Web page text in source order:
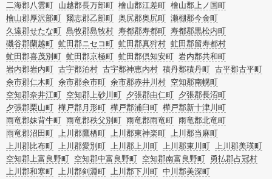
二海郡八雲町 山越郡長万部町 檜山郡江差町 檜山郡上ノ国町
檜山郡厚沢部町 爾志郡乙部町 奥尻郡奥尻町 瀬棚郡今金町
久遠郡せたな町 島牧郡島牧村 寿都郡寿都町 寿都郡黒松内町
磯谷郡蘭越町 虻田郡ニセコ町 虻田郡真狩村 虻田郡留寿都村
虻田郡喜茂別町 虻田郡京極町 虻田郡倶知安町 岩内郡共和町
岩内郡岩内町 古宇郡泊村 古宇郡神恵内村 積丹郡積丹町 古平郡古平町
余市郡仁木町 余市郡余市町 余市郡赤井川村 空知郡南幌町
空知郡奈井江町 空知郡上砂川町 夕張郡由仁町 夕張郡長沼町
夕張郡栗山町 樺戸郡月形町 樺戸郡浦臼町 樺戸郡新十津川町
雨竜郡妹背牛町 雨竜郡秩父別町 雨竜郡雨竜町 雨竜郡北竜町
雨竜郡沼田町 上川郡鷹栖町 上川郡東神楽町 上川郡当麻町
上川郡比布町 上川郡愛別町 上川郡上川町 上川郡東川町 上川郡美瑛町
空知郡上富良野町 空知郡中富良野町 空知郡南富良野町 勇払郡占冠村
上川郡和寒町 上川郡剣淵町 上川郡下川町 中川郡美深町